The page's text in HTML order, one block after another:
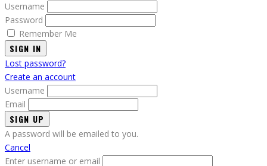
Username
Password
Remember Me
SIGN IN
Lost password?
Create an account
Username
Email
A password will be emailed to you.
Cancel
Enter username or email